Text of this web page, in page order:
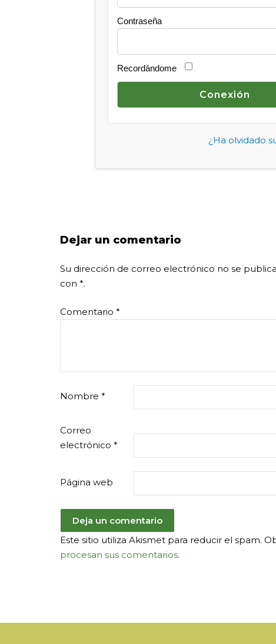
Contraseña
Recordándome
¿Ha olvidado
Dejar un comentario
Su dirección de correo electrónico no se
con *.
Comentario *
Nombre *
Correo
electrónico *
Página web
Este sitio utiliza Akismet para reducir el spam.
procesan sus comentarios.